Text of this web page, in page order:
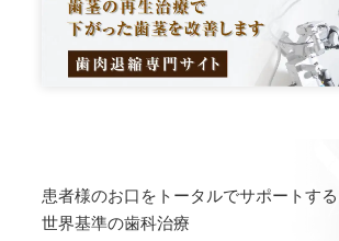
患者様のお口をトータルでサポートする
世界基準の歯科治療